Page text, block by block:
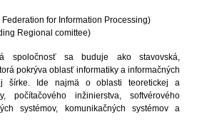
Federation for Information Processing)
Regional comittee)
spoločnosť sa buduje ako stavovská,
pokrýva oblasť informatiky a informačných
šírke. Ide najmä o oblasti teoretickej a
počítačového inžinierstva, softvérového
systémov, komunikačných systémov a